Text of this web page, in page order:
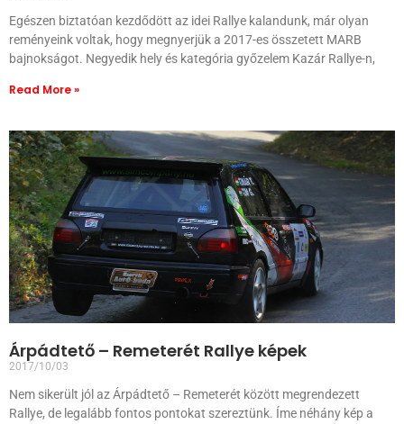
Egészen biztatóan kezdődött az idei Rallye kalandunk, már olyan
reményeink voltak, hogy megnyerjük a 2017-es összetett MARB
bajnokságot. Negyedik hely és kategória győzelem Kazár Rallye-n,
Read More »
Árpádtető – Remeterét Rallye képek
2017/10/03
Nem sikerült jól az Árpádtető – Remeterét között megrendezett
Rallye, de legalább fontos pontokat szereztünk. Íme néhány kép a